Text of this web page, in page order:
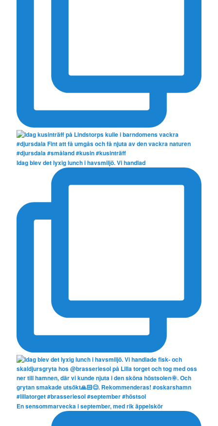
Idag blev det lyxig lunch i havsmiljö. Vi handlad
En sensommarvecka i september, med rik äppelskör